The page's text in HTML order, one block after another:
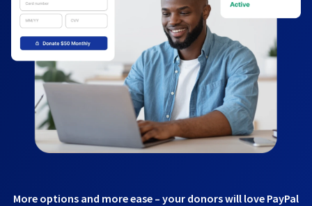
More options and more ease – your donors will love PayPal